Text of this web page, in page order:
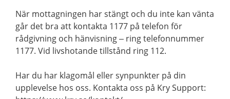
När mottagningen har stängt och du inte kan vänta
går det bra att kontakta 1177 på telefon för
rådgivning och hänvisning – ring telefonnummer
1177. Vid livshotande tillstånd ring 112.
Har du har klagomål eller synpunkter på din
upplevelse hos oss. Kontakta oss på Kry Support: